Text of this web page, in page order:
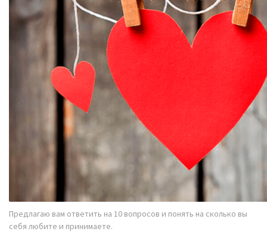
Предлагаю вам ответить на 10 вопросов и понять на сколько вы
себя любите и принимаете.